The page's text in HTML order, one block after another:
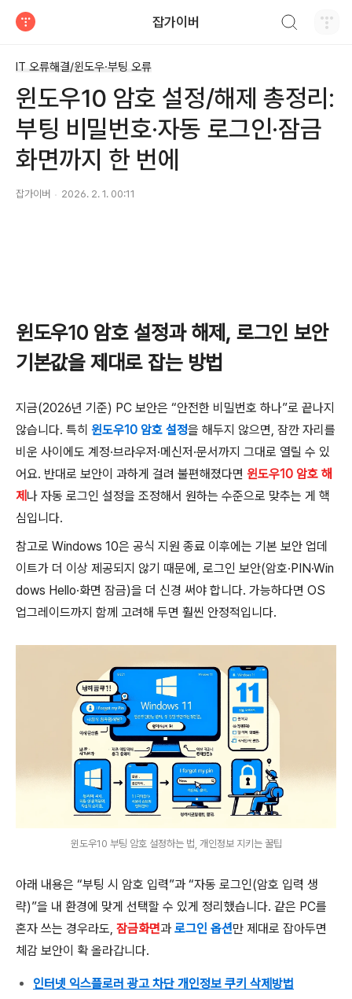
잡가이버
IT 오류해결/윈도우·부팅 오류
윈도우10 암호 설정/해제 총정리:
부팅 비밀번호·자동 로그인·잠금
화면까지 한 번에
잡가이버 2026. 2. 1. 00:11
윈도우10 암호 설정과 해제, 로그인 보안
기본값을 제대로 잡는 방법
지금(2026년 기준) PC 보안은 “안전한 비밀번호 하나”로 끝나지
않습니다. 특히 윈도우10 암호 설정을 해두지 않으면, 잠깐 자리를
비운 사이에도 계정·브라우저·메신저·문서까지 그대로 열릴 수 있
어요. 반대로 보안이 과하게 걸려 불편해졌다면 윈도우10 암호 해
제 나 자동 로그인 설정을 조정해서 원하는 수준으로 맞추는 게 핵
심입니다.
참고로 Windows 10은 공식 지원 종료 이후에는 기본 보안 업데
이트가 더 이상 제공되지 않기 때문에, 로그인 보안(암호·PIN·Win
dows Hello·화면 잠금)을 더 신경 써야 합니다. 가능하다면 OS
업그레이드까지 함께 고려해 두면 훨씬 안정적입니다.
윈도우10 부팅 암호 설정하는 법, 개인정보 지키는 꿀팁
아래 내용은 “부팅 시 암호 입력”과 “자동 로그인(암호 입력 생
략)”을 내 환경에 맞게 선택할 수 있게 정리했습니다. 같은 PC를
혼자 쓰는 경우라도, 잠금화면과 로그인 옵션만 제대로 잡아두면
체감 보안이 확 올라갑니다.
인터넷 익스플로러 광고 차단 개인정보 쿠키 삭제방법